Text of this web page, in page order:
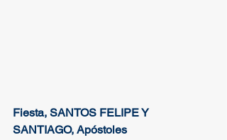
Fiesta, SANTOS FELIPE Y
SANTIAGO, Apóstoles